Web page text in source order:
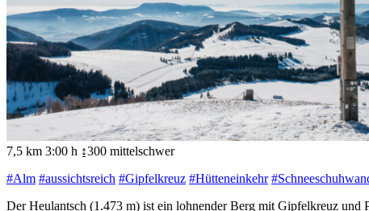
7,5 km 3:00 h ↨300 mittelschwer
#Alm #aussichtsreich #Gipfelkreuz #Hütteneinkehr
Der Heulantsch (1.473 m) ist ein lohnender Berg mit Gipfelkreuz und